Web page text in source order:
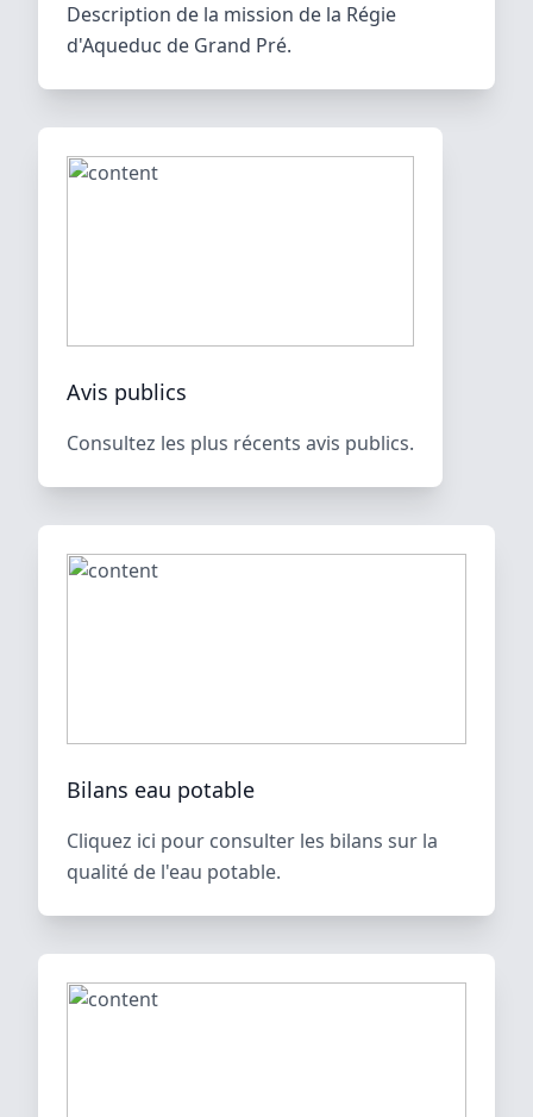
Description de la mission de la Régie
d'Aqueduc de Grand Pré.
Avis publics
Consultez les plus récents avis publics.
Bilans eau potable
Cliquez ici pour consulter les bilans sur la
qualité de l'eau potable.